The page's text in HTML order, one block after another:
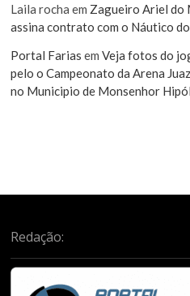
Laila rocha em Zagueiro Ariel do
assina contrato com o Náutico
Portal Farias emVeja fotos do
pelo o Campeonato da Arena
no Municipio de Monsenhor
Redação: